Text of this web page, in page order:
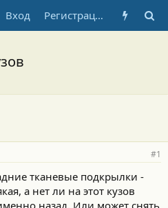
Вход Регистрация
#1
тканевые подкрылки -
а нет ли на этот кузов
назад. Или может снять